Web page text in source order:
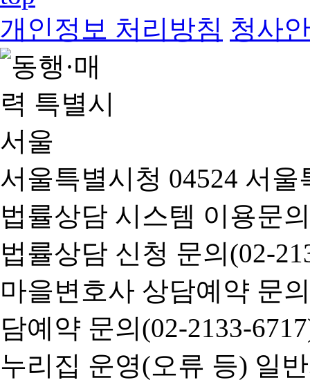
개인정보 처리방침 청사
서울특별시청 04524 서
법률상담 시스템 이용문
법률상담 신청 문의(02-
마을변호사 상담예약 문
담예약 문의(02-2133-
누리집 운영(오류 등) 일